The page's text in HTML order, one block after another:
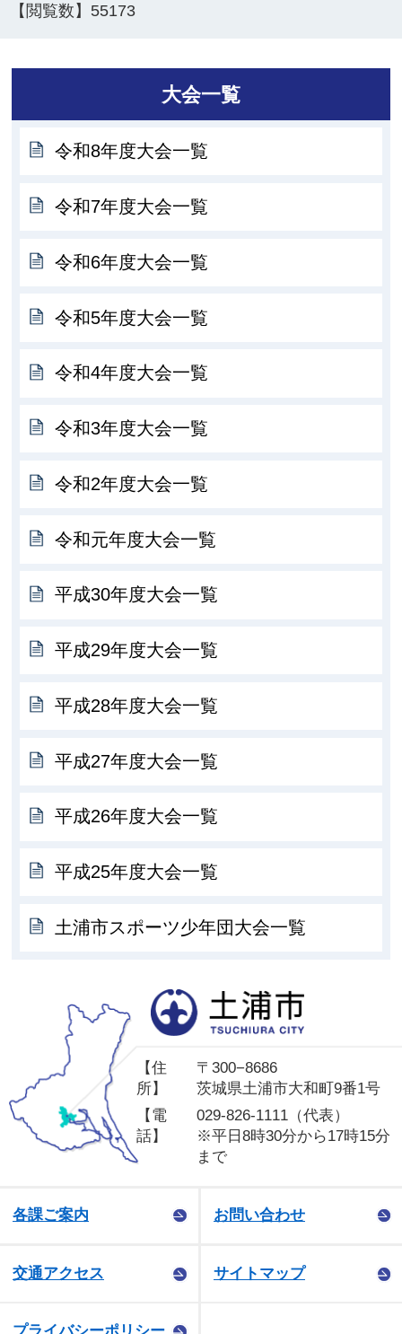
【閲覧数】 55173
大会一覧
令和8年度大会一覧
令和7年度大会一覧
令和6年度大会一覧
令和5年度大会一覧
令和4年度大会一覧
令和3年度大会一覧
令和2年度大会一覧
令和元年度大会一覧
平成30年度大会一覧
平成29年度大会一覧
平成28年度大会一覧
平成27年度大会一覧
平成26年度大会一覧
平成25年度大会一覧
土浦市スポーツ少年団大会一覧
【住
所】
〒300−8686
茨城県土浦市大和町9番1号
【電
話】
029-826-1111（代表）
※平日8時30分から17時15分
まで
各課ご案内 お問い合わせ
交通アクセス サイトマップ